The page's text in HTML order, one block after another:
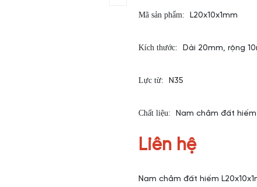
Mã sản phẩm: L20x10x1mm
Kích thước: Dài 20mm, rộng
Lực từ: N35
Chất liệu: Nam châm đất
Liên hệ
Nam châm đất hiếm